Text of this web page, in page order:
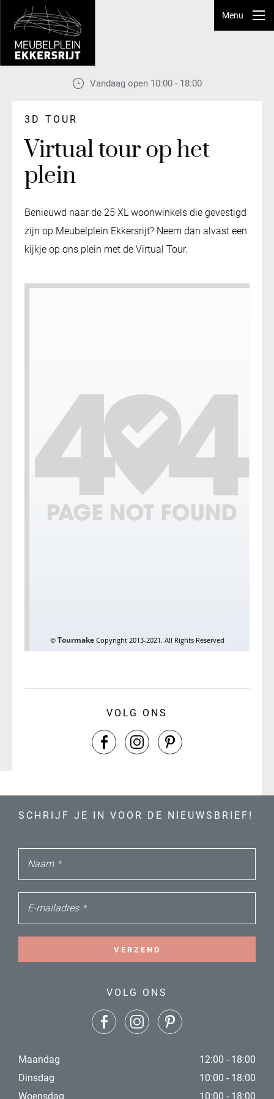
Menu
Vandaag open 10:00 - 18:00
3D TOUR
Virtual tour op het
plein
Benieuwd naar de 25 XL woonwinkels die gevestigd
zijn op Meubelplein Ekkersrijt? Neem dan alvast een
kijkje op ons plein met de Virtual Tour.
VOLG ONS
SCHRIJF JE IN VOOR DE NIEUWSBRIEF!
Naam *
E-mailadres *
VERZEND
VOLG ONS
Maandag
12:00 - 18:00
Dinsdag
10:00 - 18:00
Woensdag
10:00 - 18:00